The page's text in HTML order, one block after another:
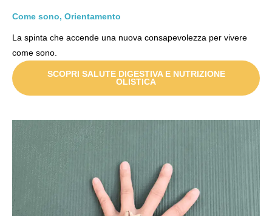
Come sono, Orientamento
La spinta che accende una nuova consapevolezza per vivere
come sono.
SCOPRI SALUTE DIGESTIVA E NUTRIZIONE
OLISTICA